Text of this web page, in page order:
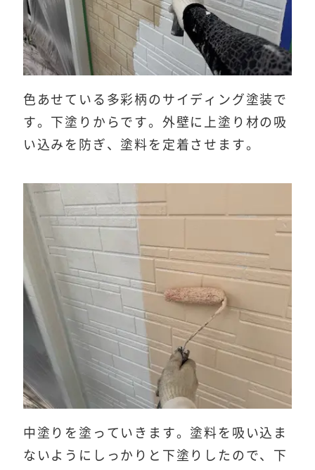
色あせている多彩柄のサイディング塗装で
す。下塗りからです。外壁に上塗り材の吸
い込みを防ぎ、塗料を定着させます。
中塗りを塗っていきます。塗料を吸い込ま
ないようにしっかりと下塗りしたので、下